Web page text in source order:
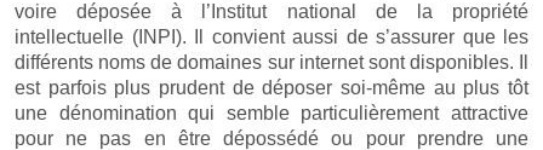
voire déposée à l’Institut national de la propriété
intellectuelle (INPI). Il convient aussi de s’assurer que les
différents noms de domaines sur internet sont disponibles. Il
est parfois plus prudent de déposer soi-même au plus tôt
une dénomination qui semble particulièrement attractive
pour ne pas en être dépossédé ou pour prendre une